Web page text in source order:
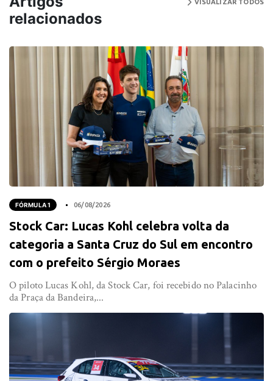
relacionados
VISUALIZAR TODOS
FÓRMULA 1 06/08/2026
Stock Car: Lucas Kohl celebra volta da
categoria a Santa Cruz do Sul em encontro
com o prefeito Sérgio Moraes
O piloto Lucas Kohl, da Stock Car, foi recebido no Palacinho
da Praça da Bandeira,...